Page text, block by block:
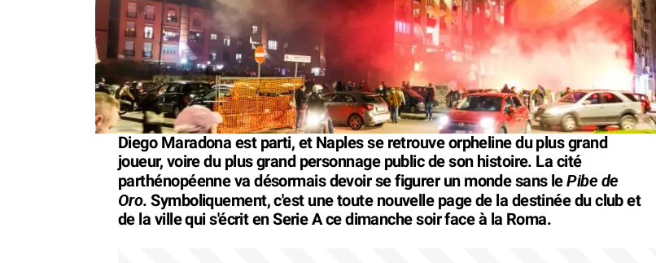
Diego Maradona est parti, et Naples se retrouve orpheline du plus grand
joueur, voire du plus grand personnage public de son histoire. La cité
parthénopéenne va désormais devoir se figurer un monde sans lePibe de
Oro. Symboliquement, c'est une toute nouvelle page de la destinée du club et
de la ville qui s'écrit en Serie A ce dimanche soir face à la Roma.